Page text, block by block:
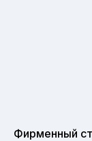
Фирменный